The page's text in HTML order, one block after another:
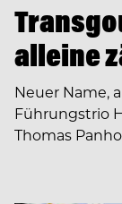
alleine
Neuer Name,
Führungstrio
Thomas